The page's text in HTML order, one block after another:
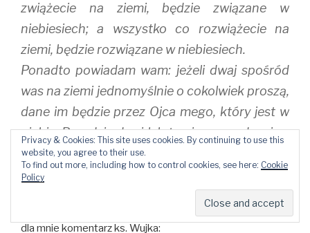
zwiążecie na ziemi, będzie związane w
niebiesiech; a wszystko co rozwiążecie na
ziemi, będzie rozwiązane w niebiesiech.
Ponadto powiadam wam: jeżeli dwaj spośród
was na ziemi jednomyślnie o cokolwiek proszą,
dane im będzie przez Ojca mego, który jest w
niebie. Bo gdzie dwaj lub trzej zgromadzeni są
w imię moje, tam ja jestem wśród nich.” Mt 18,
15-20
Do powyższego fragmentu Pisma świętego ważny był
dla mnie komentarz ks. Wujka:
Privacy & Cookies: This site uses cookies. By continuing to use this
website, you agree to their use.
To find out more, including how to control cookies, see here: Cookie
Policy